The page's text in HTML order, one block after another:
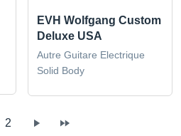
EVH Wolfgang Custom
Deluxe USA
Autre Guitare Electrique
Solid Body
2